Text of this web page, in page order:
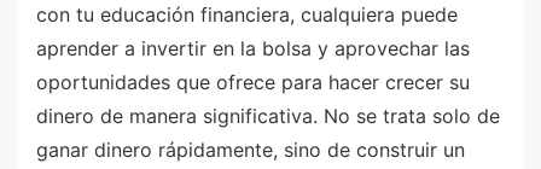
con tu educación financiera, cualquiera puede
aprender a invertir en la bolsa y aprovechar las
oportunidades que ofrece para hacer crecer su
dinero de manera significativa. No se trata solo de
ganar dinero rápidamente, sino de construir un